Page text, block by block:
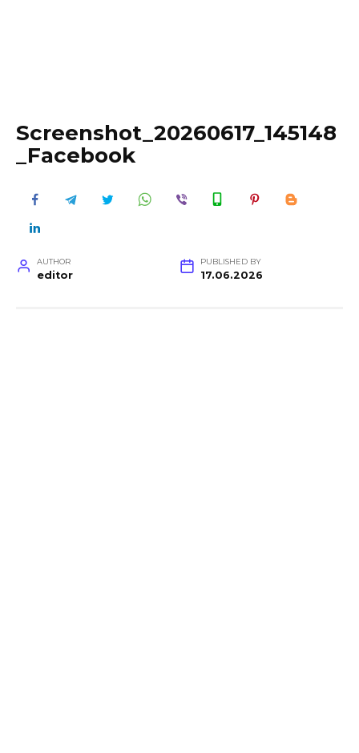
Screenshot_20260617_145148
_Facebook
AUTHOR
editor
PUBLISHED BY
17.06.2026